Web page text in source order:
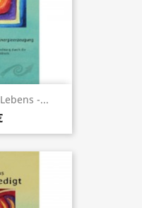
-...